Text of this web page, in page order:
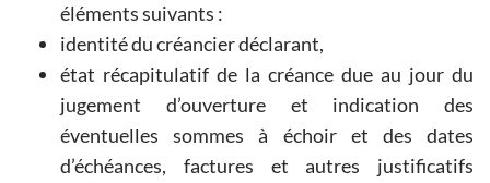
éléments suivants :
identité du créancier déclarant,
état récapitulatif de la créance due au jour du
jugement d’ouverture et indication des
éventuelles sommes à échoir et des dates
d’échéances, factures et autres justificatifs